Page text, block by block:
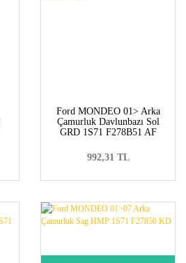
Ford MONDEO 01> Arka
Çamurluk Davlunbazı Sol
GRD 1S71 F278B51 AF
992,31 TL